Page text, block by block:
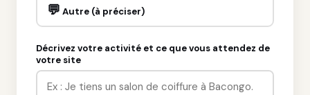
💬 Autre (à préciser)
Décrivez votre activité et ce que vous attendez de
votre site